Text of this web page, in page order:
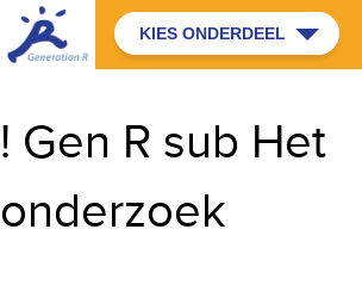
KIES ONDERDEEL
! Gen R sub Het
onderzoek